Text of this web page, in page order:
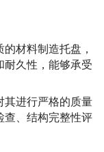
材料制造托盘，
耐久性，能够承受
其进行严格的质量
查、结构完整性评